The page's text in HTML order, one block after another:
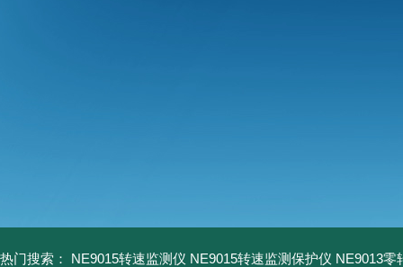
热门搜索： NE9015转速监测仪 NE9015转速监测保护仪 NE9013零